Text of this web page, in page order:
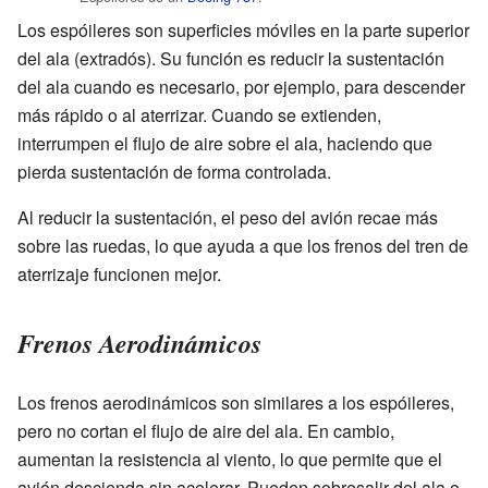
Los espóileres son superficies móviles en la parte superior
del ala (extradós). Su función es reducir la sustentación
del ala cuando es necesario, por ejemplo, para descender
más rápido o al aterrizar. Cuando se extienden,
interrumpen el flujo de aire sobre el ala, haciendo que
pierda sustentación de forma controlada.
Al reducir la sustentación, el peso del avión recae más
sobre las ruedas, lo que ayuda a que los frenos del tren de
aterrizaje funcionen mejor.
Frenos Aerodinámicos
Los frenos aerodinámicos son similares a los espóileres,
pero no cortan el flujo de aire del ala. En cambio,
aumentan la resistencia al viento, lo que permite que el